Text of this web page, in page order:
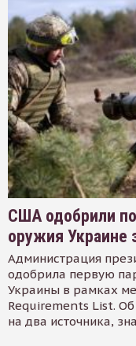
США одобрили
оружия Украине
Администрация
одобрила первую
Украины в рамках
Requirements List.
на два источника,